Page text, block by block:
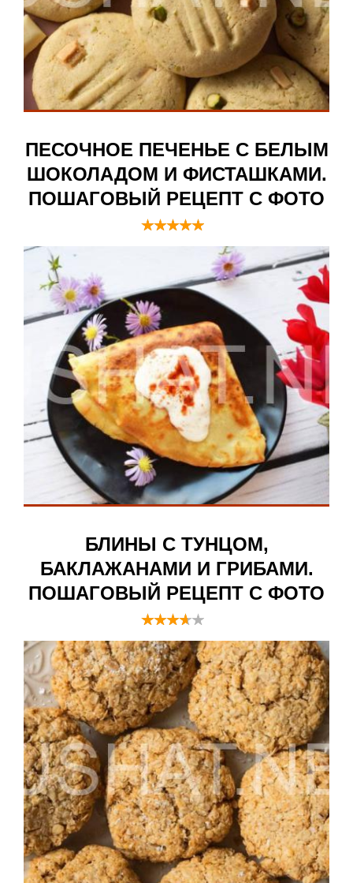
ПЕСОЧНОЕ ПЕЧЕНЬЕ С БЕЛЫМ
ШОКОЛАДОМ И ФИСТАШКАМИ.
ПОШАГОВЫЙ РЕЦЕПТ С ФОТО
БЛИНЫ С ТУНЦОМ,
БАКЛАЖАНАМИ И ГРИБАМИ.
ПОШАГОВЫЙ РЕЦЕПТ С ФОТО